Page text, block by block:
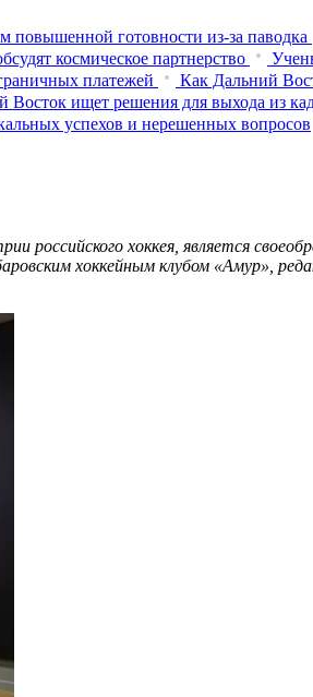
повышенной готовности из‑за паводка
космическое партнерство
платежей
Как Дальний
Восток ищет решения для выхода из
успехов и нерешенных вопросов
российского хоккея, является
хоккейным клубом «Амур»,